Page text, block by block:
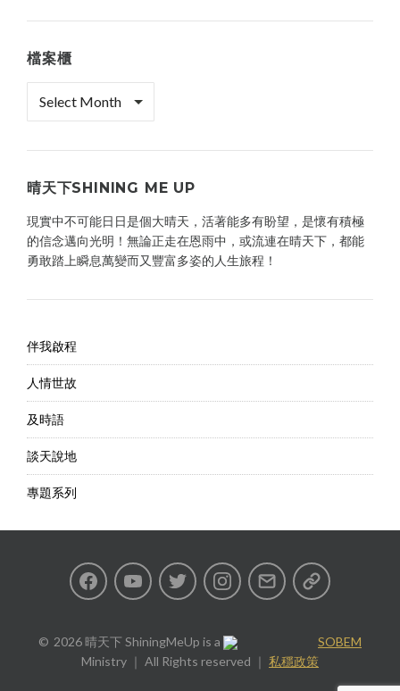
檔案櫃
晴天下SHINING ME UP
現實中不可能日日是個大晴天，活著能多有盼望，是懷有積極
的信念邁向光明！無論正走在恩雨中，或流連在晴天下，都能
勇敢踏上瞬息萬變而又豐富多姿的人生旅程！
伴我啟程
人情世故
及時語
談天說地
專題系列
FacebookYoutubeTwitter InstagramEmail 私
政
2026 晴天下 ShiningMeUp is a
SOBEM
Ministry ｜ All Rights reserved ｜ 私穩政策